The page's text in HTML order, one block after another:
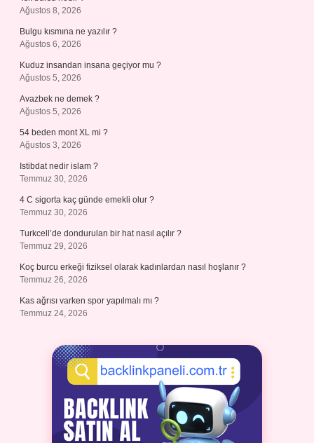
Ağustos 8, 2026
Bulgu kısmına ne yazılır ?
Ağustos 6, 2026
Kuduz insandan insana geçiyor mu ?
Ağustos 5, 2026
Avazbek ne demek ?
Ağustos 5, 2026
54 beden mont XL mi ?
Ağustos 3, 2026
Istibdat nedir islam ?
Temmuz 30, 2026
4 C sigorta kaç günde emekli olur ?
Temmuz 30, 2026
Turkcell’de dondurulan bir hat nasıl açılır ?
Temmuz 29, 2026
Koç burcu erkeği fiziksel olarak kadınlardan nasıl hoşlanır ?
Temmuz 26, 2026
Kas ağrısı varken spor yapılmalı mı ?
Temmuz 24, 2026